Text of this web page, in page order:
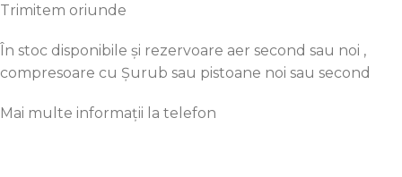
Trimitem oriunde
În stoc disponibile și rezervoare aer second sau noi ,
compresoare cu Șurub sau pistoane noi sau second
Mai multe informații la telefon